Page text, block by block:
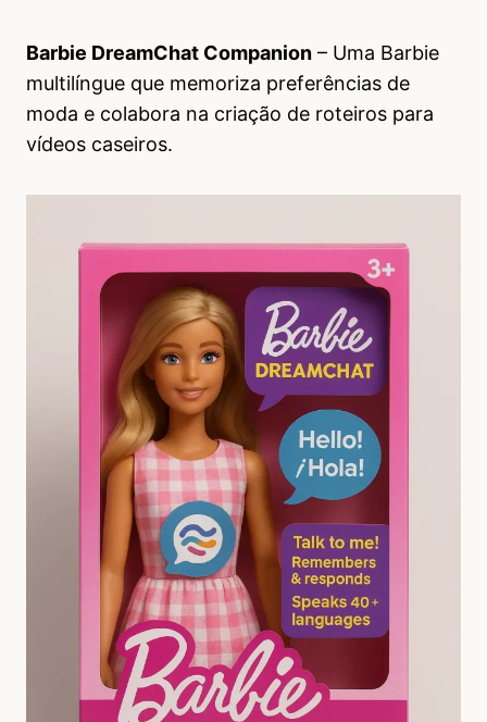
Barbie DreamChat Companion – Uma Barbie
multilíngue que memoriza preferências de
moda e colabora na criação de roteiros para
vídeos caseiros.